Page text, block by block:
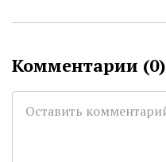
Комментарии (0)